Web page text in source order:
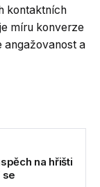
kontaktních
míru konverze
angažovanost a
na hřišti
se